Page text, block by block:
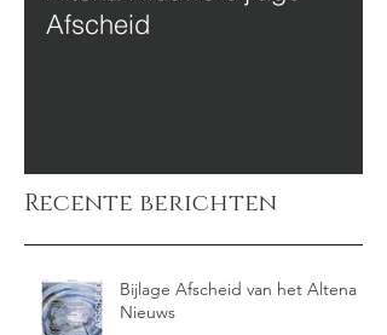
Afscheid
Recente berichten
Bijlage Afscheid van het Altena
Nieuws